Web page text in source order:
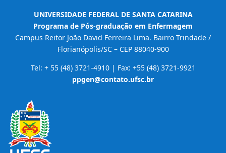
UNIVERSIDADE FEDERAL DE SANTA CATARINA
Programa de Pós-graduação em Enfermagem
Campus Reitor João David Ferreira Lima. Bairro Trindade /
Florianópolis/SC – CEP 88040-900
Tel: + 55 (48) 3721-4910 | Fax: +55 (48) 3721-9921
ppgen@contato.ufsc.br